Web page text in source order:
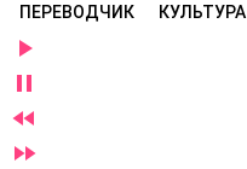
ПЕРЕВОДЧИК КУЛЬТУРА



